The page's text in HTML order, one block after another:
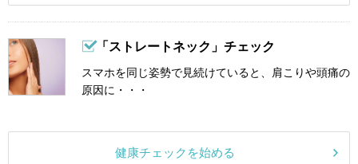
「ストレートネック」チェック
スマホを同じ姿勢で見続けていると、肩こりや頭痛の
原因に・・・
健康チェックを始める